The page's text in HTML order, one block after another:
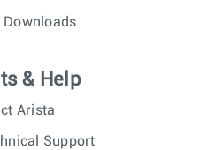
Downloads
& Help
Arista
Support